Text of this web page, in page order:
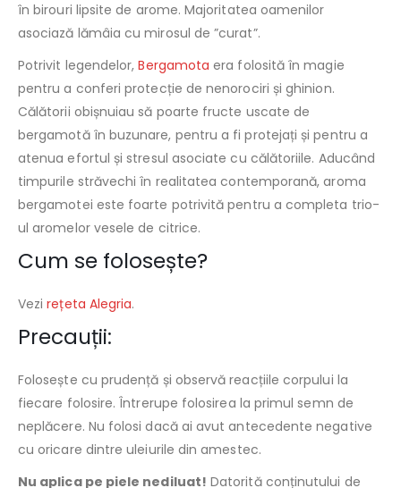
în birouri lipsite de arome. Majoritatea oamenilor
asociază lămâia cu mirosul de ”curat”.
Potrivit legendelor,Bergamota era folosită în magie
pentru a conferi protecție de nenorociri și ghinion.
Călătorii obișnuiau să poarte fructe uscate de
bergamotă în buzunare, pentru a fi protejați și pentru a
atenua efortul și stresul asociate cu călătoriile. Aducând
timpurile străvechi în realitatea contemporană, aroma
bergamotei este foarte potrivită pentru a completa trio-
ul aromelor vesele de citrice.
Cum se folosește?
Vezirețeta Alegria.
Precauții:
Folosește cu prudență și observă reacțiile corpului la
fiecare folosire. Întrerupe folosirea la primul semn de
neplăcere. Nu folosi dacă ai avut antecedente negative
cu oricare dintre uleiurile din amestec.
Nu aplica pe piele nediluat! Datorită conținutului de